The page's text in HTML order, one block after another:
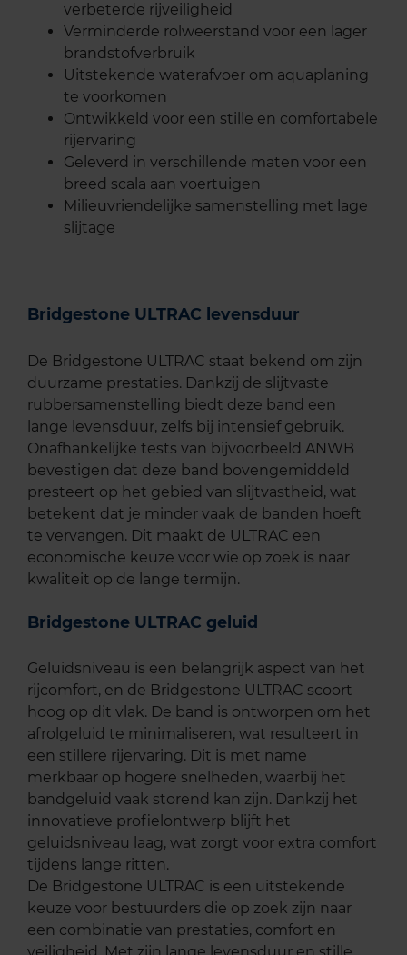
verbeterde rijveiligheid
Verminderde rolweerstand voor een lager
brandstofverbruik
Uitstekende waterafvoer om aquaplaning
te voorkomen
Ontwikkeld voor een stille en comfortabele
rijervaring
Geleverd in verschillende maten voor een
breed scala aan voertuigen
Milieuvriendelijke samenstelling met lage
slijtage
Bridgestone ULTRAC levensduur
De Bridgestone ULTRAC staat bekend om zijn
duurzame prestaties. Dankzij de slijtvaste
rubbersamenstelling biedt deze band een
lange levensduur, zelfs bij intensief gebruik.
Onafhankelijke tests van bijvoorbeeld ANWB
bevestigen dat deze band bovengemiddeld
presteert op het gebied van slijtvastheid, wat
betekent dat je minder vaak de banden hoeft
te vervangen. Dit maakt de ULTRAC een
economische keuze voor wie op zoek is naar
kwaliteit op de lange termijn.
Bridgestone ULTRAC geluid
Geluidsniveau is een belangrijk aspect van het
rijcomfort, en de Bridgestone ULTRAC scoort
hoog op dit vlak. De band is ontworpen om het
afrolgeluid te minimaliseren, wat resulteert in
een stillere rijervaring. Dit is met name
merkbaar op hogere snelheden, waarbij het
bandgeluid vaak storend kan zijn. Dankzij het
innovatieve profielontwerp blijft het
geluidsniveau laag, wat zorgt voor extra comfort
tijdens lange ritten.
De Bridgestone ULTRAC is een uitstekende
keuze voor bestuurders die op zoek zijn naar
een combinatie van prestaties, comfort en